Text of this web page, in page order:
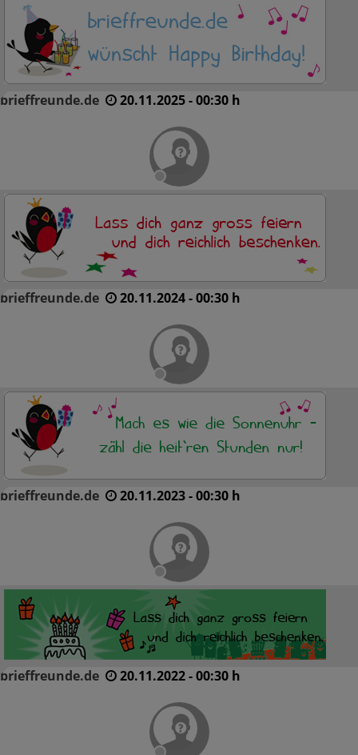
brieffreunde.de 20.11.2025 - 00:30 h
brieffreunde.de 20.11.2024 - 00:30 h
brieffreunde.de 20.11.2023 - 00:30 h
brieffreunde.de 20.11.2022 - 00:30 h